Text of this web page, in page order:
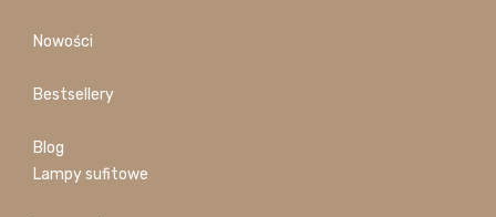
Nowości
Bestsellery
Blog
Lampy sufitowe